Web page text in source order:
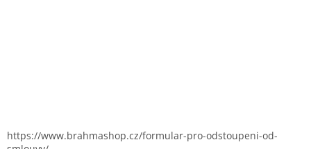
https://www.brahmashop.cz/formular-pro-odstoupeni-od-